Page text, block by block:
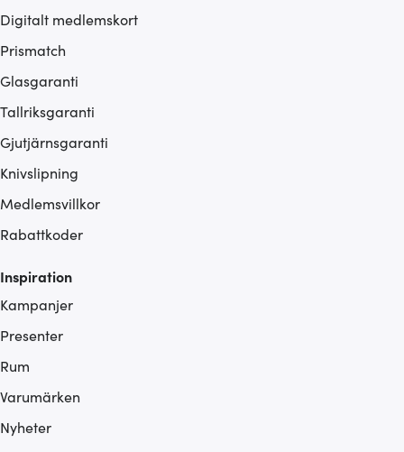
Digitalt medlemskort
Prismatch
Glasgaranti
Tallriksgaranti
Gjutjärnsgaranti
Knivslipning
Medlemsvillkor
Rabattkoder
Inspiration
Kampanjer
Presenter
Rum
Varumärken
Nyheter